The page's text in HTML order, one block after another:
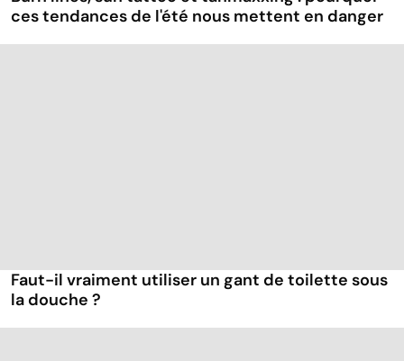
ces tendances de l'été nous mettent en danger
Faut-il vraiment utiliser un gant de toilette sous
la douche ?